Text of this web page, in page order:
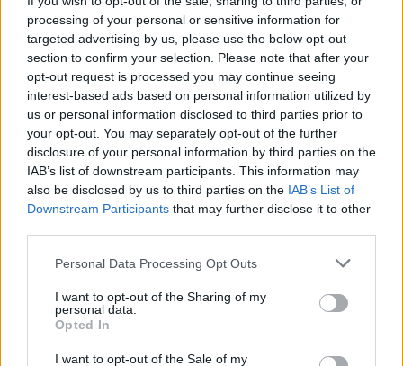
processing of your personal or sensitive information for
targeted advertising by us, please use the below opt-out
section to confirm your selection. Please note that after your
opt-out request is processed you may continue seeing
interest-based ads based on personal information utilized by
us or personal information disclosed to third parties prior to
your opt-out. You may separately opt-out of the further
disclosure of your personal information by third parties on the
IAB’s list of downstream participants. This information may
also be disclosed by us to third parties on the IAB’s List of
Downstream Participants that may further disclose it to other
Please note that this website/app uses one or more Google
not limited to your visit or usage behaviour. You may click to
grant or deny consent to Google and its third-party tags to
use your data for below specified purposes in below Google
consent section.
Personal Data Processing Opt Outs
I want to opt-out of the Sharing of my
personal data.
Opted In
I want to opt-out of the Sale of my
Μυστράς: Ο ιατροδικαστής «κρατάει» το κλειδί
07.08.2026